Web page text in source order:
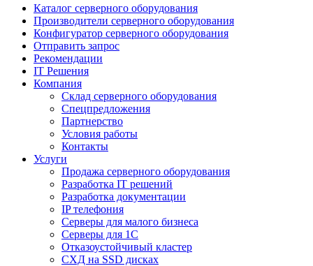
Каталог серверного оборудования
Производители серверного оборудования
Конфигуратор серверного оборудования
Отправить запрос
Рекомендации
IT Решения
Компания
Склад серверного оборудования
Спецпредложения
Партнерство
Условия работы
Контакты
Услуги
Продажа серверного оборудования
Разработка IT решений
Разработка документации
IP телефония
Серверы для малого бизнеса
Серверы для 1С
Отказоустойчивый кластер
СХД на SSD дисках